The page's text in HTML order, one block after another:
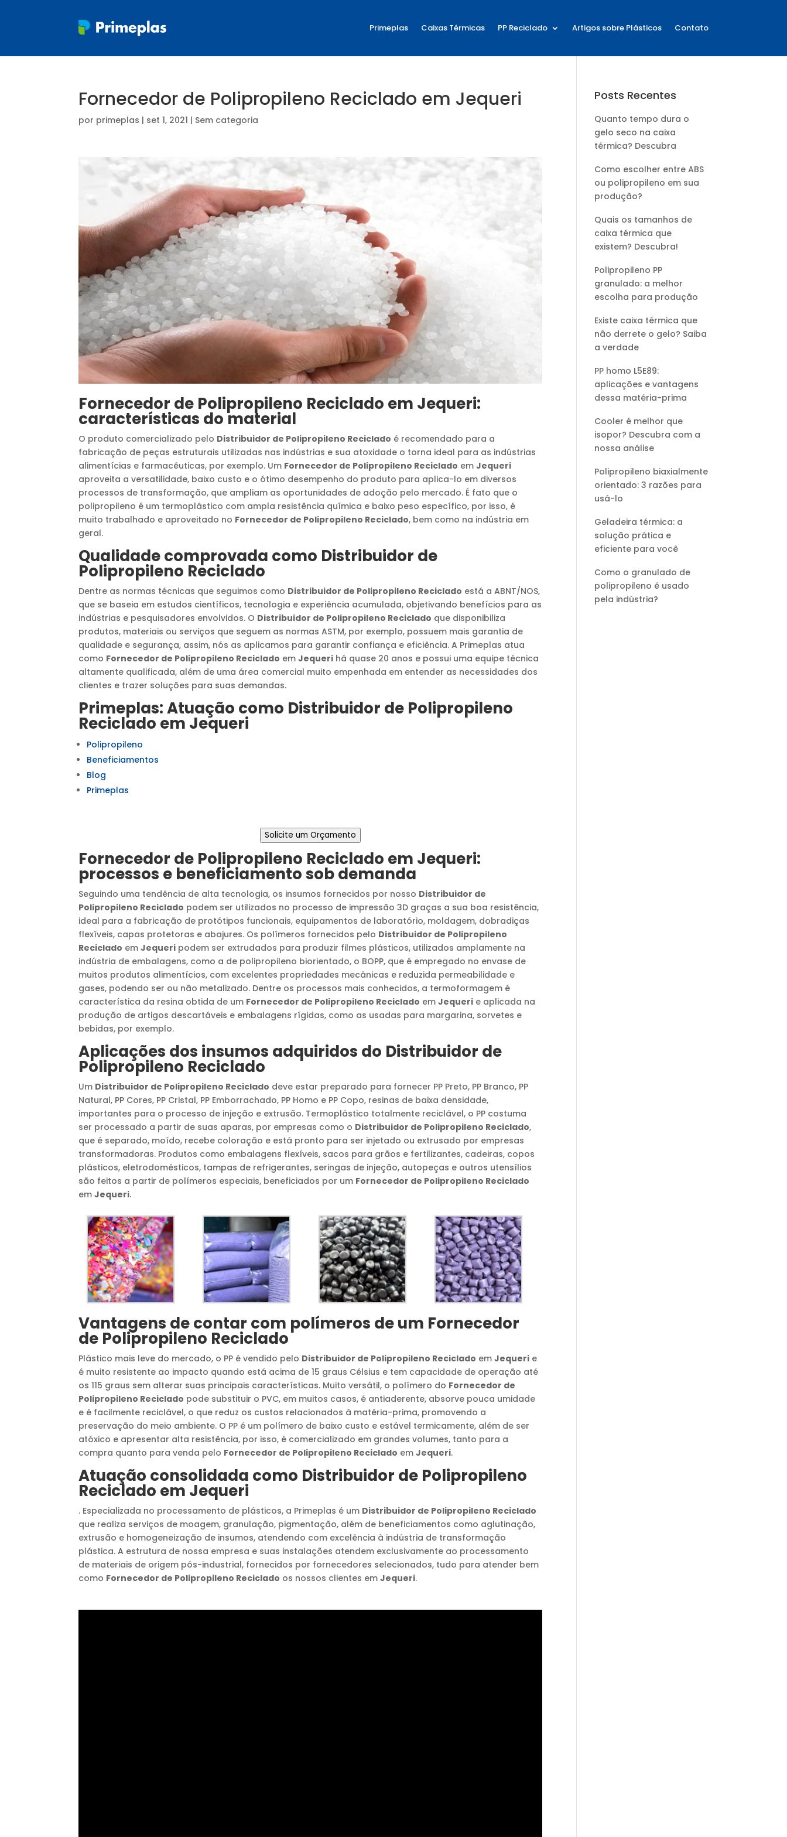
Primeplas Caixas Térmicas PP Reciclado Artigos sobre Plásticos Contato
Fornecedor de Polipropileno Reciclado em Jequeri
por primeplas | set 1, 2021 | Sem categoria
Fornecedor de Polipropileno Reciclado em Jequeri:
características do material
O produto comercializado pelo Distribuidor de Polipropileno Reciclado é recomendado para a
fabricação de peças estruturais utilizadas nas indústrias e sua atoxidade o torna ideal para as indústrias
alimentícias e farmacêuticas, por exemplo. Um Fornecedor de Polipropileno Reciclado emJequeri
aproveita a versatilidade, baixo custo e o ótimo desempenho do produto para aplica-lo em diversos
processos de transformação, que ampliam as oportunidades de adoção pelo mercado. É fato que o
polipropileno é um termoplástico com ampla resistência química e baixo peso específico, por isso, é
muito trabalhado e aproveitado no Fornecedor de Polipropileno Reciclado, bem como na indústria em
geral.
Qualidade comprovada como Distribuidor de
Polipropileno Reciclado
Dentre as normas técnicas que seguimos como Distribuidor de Polipropileno Reciclado está a ABNT/NOS,
que se baseia em estudos científicos, tecnologia e experiência acumulada, objetivando benefícios para as
indústrias e pesquisadores envolvidos. O Distribuidor de Polipropileno Reciclado que disponibiliza
produtos, materiais ou serviços que seguem as normas ASTM, por exemplo, possuem mais garantia de
qualidade e segurança, assim, nós as aplicamos para garantir confiança e eficiência. A Primeplas atua
como Fornecedor de Polipropileno Reciclado emJequeri há quase 20 anos e possui uma equipe técnica
altamente qualificada, além de uma área comercial muito empenhada em entender as necessidades dos
clientes e trazer soluções para suas demandas.
Primeplas: Atuação como Distribuidor de Polipropileno
Reciclado em Jequeri
Polipropileno
Beneficiamentos
Blog
Primeplas
Solicite um Orçamento
Fornecedor de Polipropileno Reciclado em Jequeri:
processos e beneficiamento sob demanda
Seguindo uma tendência de alta tecnologia, os insumos fornecidos por nosso Distribuidor de
Polipropileno Reciclado podem ser utilizados no processo de impressão 3D graças a sua boa resistência,
ideal para a fabricação de protótipos funcionais, equipamentos de laboratório, moldagem, dobradiças
flexíveis, capas protetoras e abajures. Os polímeros fornecidos pelo Distribuidor de Polipropileno
Reciclado emJequeri podem ser extrudados para produzir filmes plásticos, utilizados amplamente na
indústria de embalagens, como a de polipropileno biorientado, o BOPP, que é empregado no envase de
muitos produtos alimentícios, com excelentes propriedades mecânicas e reduzida permeabilidade e
gases, podendo ser ou não metalizado. Dentre os processos mais conhecidos, a termoformagem é
característica da resina obtida de um Fornecedor de Polipropileno Reciclado emJequeri e aplicada na
produção de artigos descartáveis e embalagens rígidas, como as usadas para margarina, sorvetes e
bebidas, por exemplo.
Aplicações dos insumos adquiridos do Distribuidor de
Polipropileno Reciclado
Um Distribuidor de Polipropileno Reciclado deve estar preparado para fornecer PP Preto, PP Branco, PP
Natural, PP Cores, PP Cristal, PP Emborrachado, PP Homo e PP Copo, resinas de baixa densidade,
importantes para o processo de injeção e extrusão. Termoplástico totalmente reciclável, o PP costuma
ser processado a partir de suas aparas, por empresas como o Distribuidor de Polipropileno Reciclado,
que é separado, moído, recebe coloração e está pronto para ser injetado ou extrusado por empresas
transformadoras. Produtos como embalagens flexíveis, sacos para grãos e fertilizantes, cadeiras, copos
plásticos, eletrodomésticos, tampas de refrigerantes, seringas de injeção, autopeças e outros utensílios
são feitos a partir de polímeros especiais, beneficiados por um Fornecedor de Polipropileno Reciclado
emJequeri.
Vantagens de contar com polímeros de um Fornecedor
de Polipropileno Reciclado
Plástico mais leve do mercado, o PP é vendido pelo Distribuidor de Polipropileno Reciclado emJequeri e
é muito resistente ao impacto quando está acima de 15 graus Célsius e tem capacidade de operação até
os 115 graus sem alterar suas principais características. Muito versátil, o polímero do Fornecedor de
Polipropileno Reciclado pode substituir o PVC, em muitos casos, é antiaderente, absorve pouca umidade
e é facilmente reciclável, o que reduz os custos relacionados à matéria-prima, promovendo a
preservação do meio ambiente. O PP é um polímero de baixo custo e estável termicamente, além de ser
atóxico e apresentar alta resistência, por isso, é comercializado em grandes volumes, tanto para a
compra quanto para venda pelo Fornecedor de Polipropileno Reciclado emJequeri.
Atuação consolidada como Distribuidor de Polipropileno
Reciclado em Jequeri
. Especializada no processamento de plásticos, a Primeplas é um Distribuidor de Polipropileno Reciclado
que realiza serviços de moagem, granulação, pigmentação, além de beneficiamentos como aglutinação,
extrusão e homogeneização de insumos, atendendo com excelência à indústria de transformação
plástica. A estrutura de nossa empresa e suas instalações atendem exclusivamente ao processamento
de materiais de origem pós-industrial, fornecidos por fornecedores selecionados, tudo para atender bem
como Fornecedor de Polipropileno Reciclado os nossos clientes emJequeri.
Posts Recentes
Quanto tempo dura o
gelo seco na caixa
térmica? Descubra
Como escolher entre ABS
ou polipropileno em sua
produção?
Quais os tamanhos de
caixa térmica que
existem? Descubra!
Polipropileno PP
granulado: a melhor
escolha para produção
Existe caixa térmica que
não derrete o gelo? Saiba
a verdade
PP homo L5E89:
aplicações e vantagens
dessa matéria-prima
Cooler é melhor que
isopor? Descubra com a
nossa análise
Polipropileno biaxialmente
orientado: 3 razões para
usá-lo
Geladeira térmica: a
solução prática e
eficiente para você
Como o granulado de
polipropileno é usado
pela indústria?